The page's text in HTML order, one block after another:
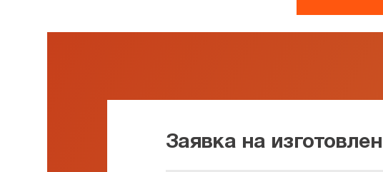
Заявка на